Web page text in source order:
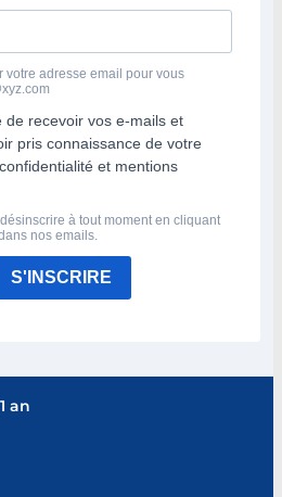
votre adresse email pour vous
de recevoir vos e-mails et
pris connaissance de votre
et mentions
à tout moment en cliquant
nos emails.
S'INSCRIRE
an